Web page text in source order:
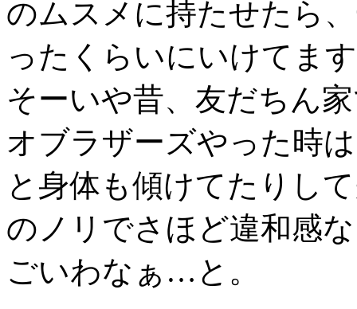
のムスメに持たせたら
ったくらいにいけてま
そーいや昔、友だちん
オブラザーズやった時
と身体も傾けてたりし
のノリでさほど違和感
ごいわなぁ…と。